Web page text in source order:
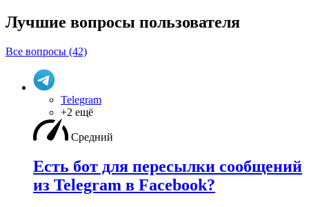
Лучшие вопросы пользователя
Все вопросы (42)
Telegram
+2 ещё
Средний
Есть бот для пересылки сообщений
из Telegram в Facebook?